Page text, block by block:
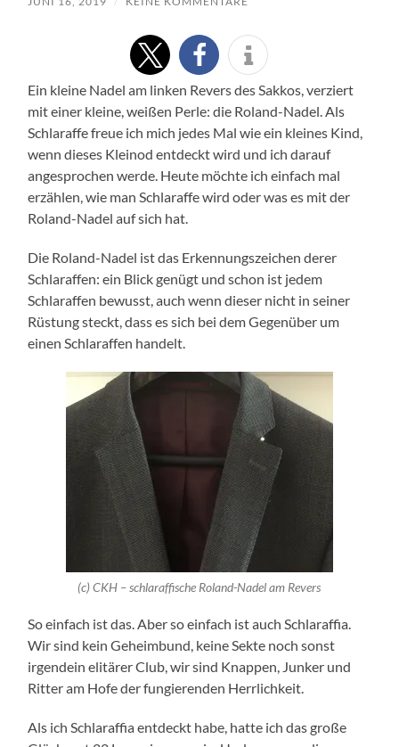
Ein kleine Nadel am linken Revers des Sakkos, verziert
mit einer kleine, weißen Perle: die Roland-Nadel. Als
Schlaraffe freue ich mich jedes Mal wie ein kleines Kind,
wenn dieses Kleinod entdeckt wird und ich darauf
angesprochen werde. Heute möchte ich einfach mal
erzählen, wie man Schlaraffe wird oder was es mit der
Roland-Nadel auf sich hat.
Die Roland-Nadel ist das Erkennungszeichen derer
Schlaraffen: ein Blick genügt und schon ist jedem
Schlaraffen bewusst, auch wenn dieser nicht in seiner
Rüstung steckt, dass es sich bei dem Gegenüber um
einen Schlaraffen handelt.
(c) CKH – schlaraffische Roland-Nadel am Revers
So einfach ist das. Aber so einfach ist auch Schlaraffia.
Wir sind kein Geheimbund, keine Sekte noch sonst
irgendein elitärer Club, wir sind Knappen, Junker und
Ritter am Hofe der fungierenden Herrlichkeit.
Als ich Schlaraffia entdeckt habe, hatte ich das große